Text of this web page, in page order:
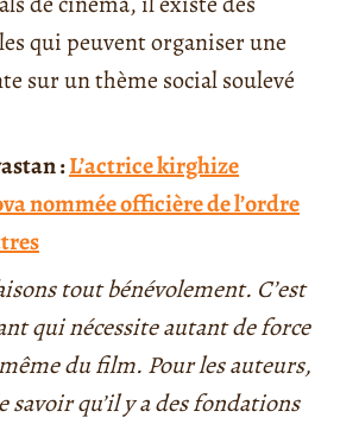
qui peuvent organiser une
sur un thème social soulevé
:L’actrice kirghize
nommée officière de l’ordre
tout bénévolement. C’est
qui nécessite autant de force
du film. Pour les auteurs,
qu’il y a des fondations